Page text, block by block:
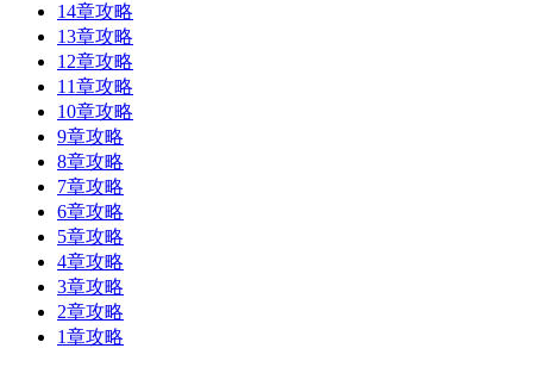
14章攻略
13章攻略
12章攻略
11章攻略
10章攻略
9章攻略
8章攻略
7章攻略
6章攻略
5章攻略
4章攻略
3章攻略
2章攻略
1章攻略